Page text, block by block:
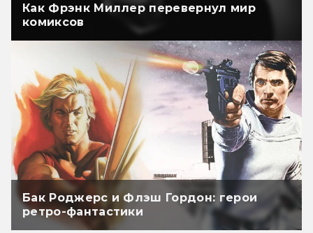
Как Фрэнк Миллер перевернул мир
комиксов
Бак Роджерс и Флэш Гордон: герои
ретро-фантастики